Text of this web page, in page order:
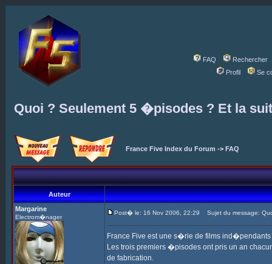
FAQ
Rechercher
Profil
Se
Quoi ? Seulement 5 �pisodes ? Et la
France Five Index du Forum -> FAQ
Auteur
Margarine
Electrom�nager
Post� le: 16 Nov 2006, 22:29 Sujet du message:
France Five est une s�rie de films
Les trois premiers �pisodes ont pris un an
de fabrication.